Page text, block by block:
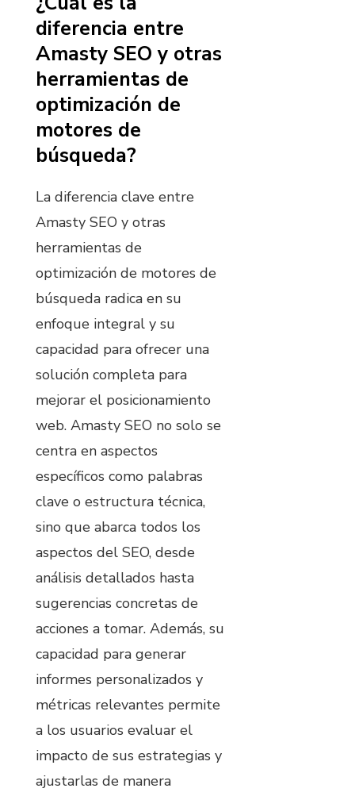
diferencia entre
Amasty SEO y otras
herramientas de
optimización de
motores de
búsqueda?
La diferencia clave entre
Amasty SEO y otras
herramientas de
optimización de motores de
búsqueda radica en su
enfoque integral y su
capacidad para ofrecer una
solución completa para
mejorar el posicionamiento
web. Amasty SEO no solo se
centra en aspectos
específicos como palabras
clave o estructura técnica,
sino que abarca todos los
aspectos del SEO, desde
análisis detallados hasta
sugerencias concretas de
acciones a tomar. Además, su
capacidad para generar
informes personalizados y
métricas relevantes permite
a los usuarios evaluar el
impacto de sus estrategias y
ajustarlas de manera